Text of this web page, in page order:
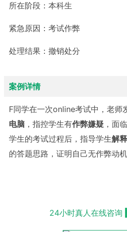
所在阶段： 本科生
紧急原因： 考试作弊
处理结果： 撤销处分
案例详情
F同学在一次online考试中，老师
电脑 ，指控学生有作弊嫌疑 ，面
学生的考试过程后，指导学生解
的答题思路，证明自己无作弊动
24小时真人在线咨询